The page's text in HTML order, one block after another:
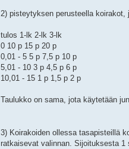
2) pisteytyksen perusteella koirakot,
tulos 1-lk 2-lk 3-lk
0 10 p 15 p 20 p
0,01 - 5 5 p 7,5 p 10 p
5,01 - 10 3 p 4,5 p 6 p
10,01 - 15 1 p 1,5 p 2 p
Taulukko on sama, jota käytetään
3) Koirakoiden ollessa tasapisteillä
ratkaisevat valinnan. Sijoituksesta 1